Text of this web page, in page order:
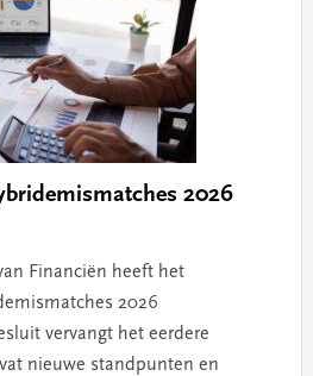
2026
Financiën heeft het
2026
vervangt het eerdere
nieuwe standpunten en